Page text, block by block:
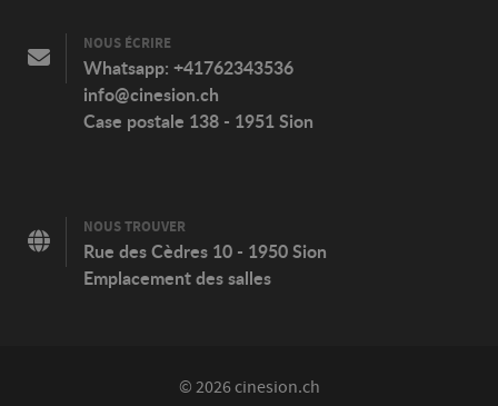
NOUS ÉCRIRE
Whatsapp: +41762343536
info@cinesion.ch
Case postale 138 - 1951 Sion
NOUS TROUVER
Rue des Cèdres 10 - 1950 Sion
Emplacement des salles
© 2026 cinesion.ch